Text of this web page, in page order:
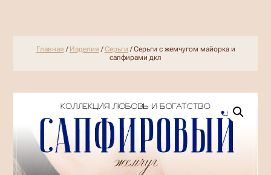
Главная / Изделия /Серьги / Серьги с жемчугом майорка и
сапфирами дкл